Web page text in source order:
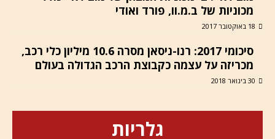
מכוניות של ב.מ.וו, פורד ואודי
18 באוקטובר 2017
סיכומי 2017: רנו-ניסאן מסרה 10.6 מיליון כלי רכב,
מכריזה על עצמה כקבוצת הרכב הגדולה בעולם
30 בינואר 2018
גלריות